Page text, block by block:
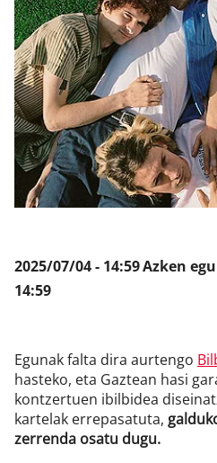
Klisk
2025/07/04 - 14:59Azken
14:59
Egunak falta dira aurtengo
hasteko, eta Gaztean hasi
kontzertuen ibilbidea
kartelak errepasatuta,
zerrenda osatu dugu.